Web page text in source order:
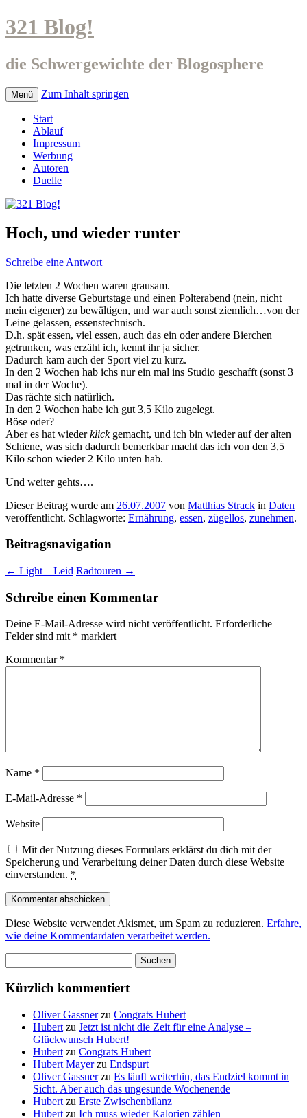
321 Blog!
die Schwergewichte der Blogosphere
Menü Zum Inhalt springen
Start
Ablauf
Impressum
Werbung
Autoren
Duelle
Hoch, und wieder runter
Schreibe eine Antwort
Die letzten 2 Wochen waren grausam.
Ich hatte diverse Geburtstage und einen Polterabend (nein, nicht
mein eigener) zu bewältigen, und war auch sonst ziemlich…von der
Leine gelassen, essenstechnisch.
D.h. spät essen, viel essen, auch das ein oder andere Bierchen
getrunken, was erzähl ich, kennt ihr ja sicher.
Dadurch kam auch der Sport viel zu kurz.
In den 2 Wochen hab ichs nur ein mal ins Studio geschafft (sonst 3
mal in der Woche).
Das rächte sich natürlich.
In den 2 Wochen habe ich gut 3,5 Kilo zugelegt.
Böse oder?
Aber es hat wiederklickgemacht, und ich bin wieder auf der alten
Schiene, was sich dadurch bemerkbar macht das ich von den 3,5
Kilo schon wieder 2 Kilo unten hab.
Und weiter gehts….
Dieser Beitrag wurde am 26.07.2007 von Matthias Strack in Daten
veröffentlicht. Schlagworte: Ernährung, essen, zügellos, zunehmen.
Beitragsnavigation
← Light – Leid Radtouren →
Schreibe einen Kommentar
Deine E-Mail-Adresse wird nicht veröffentlicht. Erforderliche
Felder sind mit * markiert
Kommentar *
Name *
E-Mail-Adresse *
Website
Mit der Nutzung dieses Formulars erklärst du dich mit der
Speicherung und Verarbeitung deiner Daten durch diese Website
einverstanden. *
Diese Website verwendet Akismet, um Spam zu reduzieren. Erfahre,
wie deine Kommentardaten verarbeitet werden.
nach:
Kürzlich kommentiert
Oliver Gassnerzu Congrats Hubert
Hubert zu Jetzt ist nicht die Zeit für eine Analyse –
Glückwunsch Hubert!
Hubert zu Congrats Hubert
Hubert Mayerzu Endspurt
Oliver Gassnerzu Es läuft weiterhin, das Endziel kommt in
Sicht. Aber auch das ungesunde Wochenende
Hubert zu Erste Zwischenbilanz
Hubert zu Ich muss wieder Kalorien zählen